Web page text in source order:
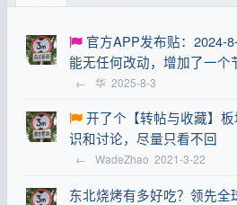
官方APP发布贴：2024-
能无任何改动，增加了一个
← 华 2025-8-3
开了个【转帖与收藏】
识和讨论，尽量只看不回
← WadeZhao 2021-3-22
东北烧烤有多好吃？领先全